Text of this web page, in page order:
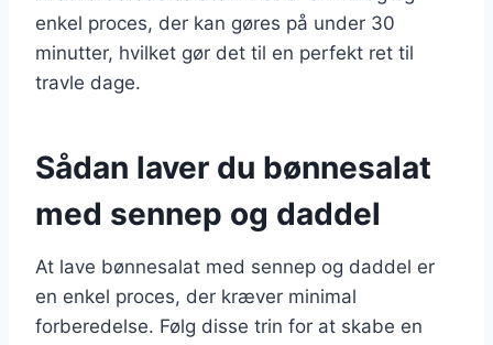
enkel proces, der kan gøres på under 30
minutter, hvilket gør det til en perfekt ret til
travle dage.
Sådan laver du bønnesalat
med sennep og daddel
At lave bønnesalat med sennep og daddel er
en enkel proces, der kræver minimal
forberedelse. Følg disse trin for at skabe en